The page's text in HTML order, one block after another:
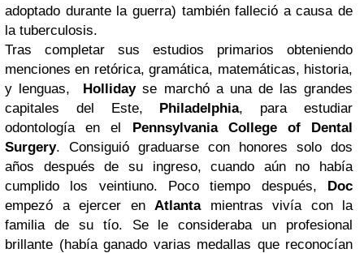
adoptado durante la guerra) también falleció a causa de
la tuberculosis.
Tras completar sus estudios primarios obteniendo
menciones en retórica, gramática, matemáticas, historia,
y lenguas, Hollidayse marchó a una de las grandes
capitales del Este, Philadelphia, para estudiar
odontología en el Pennsylvania College of Dental
Surgery. Consiguió graduarse con honores solo dos
años después de su ingreso, cuando aún no había
cumplido los veintiuno. Poco tiempo después, Doc
empezó a ejercer en Atlantamientras vivía con la
familia de su tío. Se le consideraba un profesional
brillante (había ganado varias medallas que reconocían